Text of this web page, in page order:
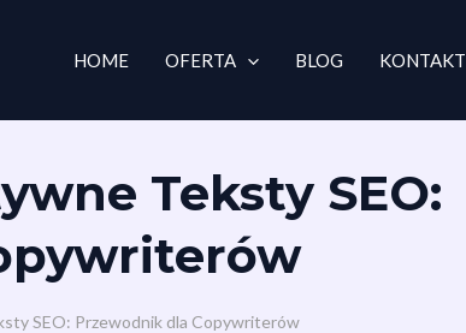
HOME OFERTA BLOG KONTAKT
Teksty SEO:
SEO: Przewodnik dla Copywriterów